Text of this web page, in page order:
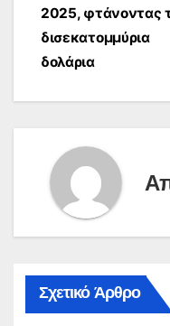
2025, φτάνοντας
δισεκατομμύρια
δολάρια
Σχετικό Άρθρο